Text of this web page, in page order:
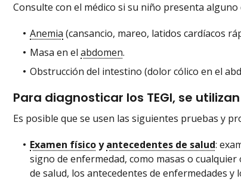
Consulte con el médico si su niño presenta
Anemia (cansancio, mareo, latidos cardíacos
Masa en el abdomen.
Obstrucción del intestino (dolor cólico en el
Para diagnosticar los TEGI, se
Es posible que se usen las siguientes pruebas y
Examen físicoyantecedentes de salud:
signo de enfermedad, como masas o
de salud, los antecedentes de enfermedades